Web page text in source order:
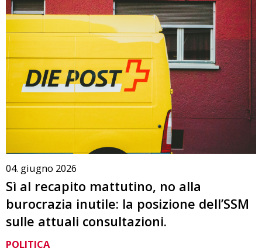
04. giugno 2026
Sì al recapito mattutino, no alla
burocrazia inutile: la posizione dell’SSM
sulle attuali consultazioni.
POLITICA